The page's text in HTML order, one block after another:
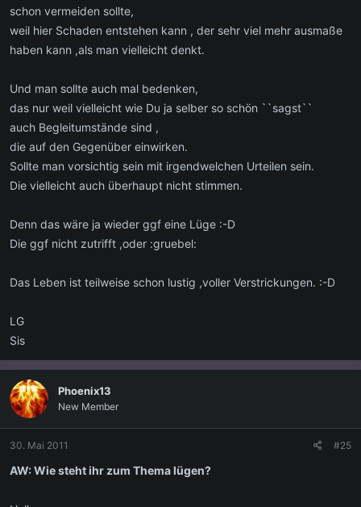
schon vermeiden sollte,
weil hier Schaden entstehen kann , der sehr viel mehr ausmaße
haben kann ,als man vielleicht denkt.
Und man sollte auch mal bedenken,
das nur weil vielleicht wie Du ja selber so schön ``sagst``
auch Begleitumstände sind ,
die auf den Gegenüber einwirken.
Sollte man vorsichtig sein mit irgendwelchen Urteilen sein.
Die vielleicht auch überhaupt nicht stimmen.
Denn das wäre ja wieder ggf eine Lüge :-D
Die ggf nicht zutrifft ,oder :gruebel:
Das Leben ist teilweise schon lustig ,voller Verstrickungen. :-D
LG
Sis
Phoenix13
New Member
30. Mai 2011 #25
AW: Wie steht ihr zum Thema lügen?